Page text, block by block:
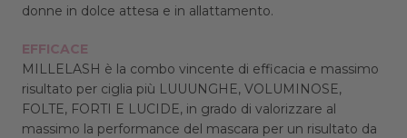
donne in dolce attesa e in allattamento.
EFFICACE
MILLELASH è la combo vincente di efficacia e massimo
risultato per ciglia più LUUUNGHE, VOLUMINOSE,
FOLTE, FORTI E LUCIDE, in grado di valorizzare al
massimo la performance del mascara per un risultato da